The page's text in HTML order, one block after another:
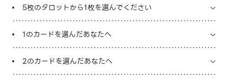
5枚のタロットから1枚を選んでください
1のカードを選んだあなたへ
2のカードを選んだあなたへ